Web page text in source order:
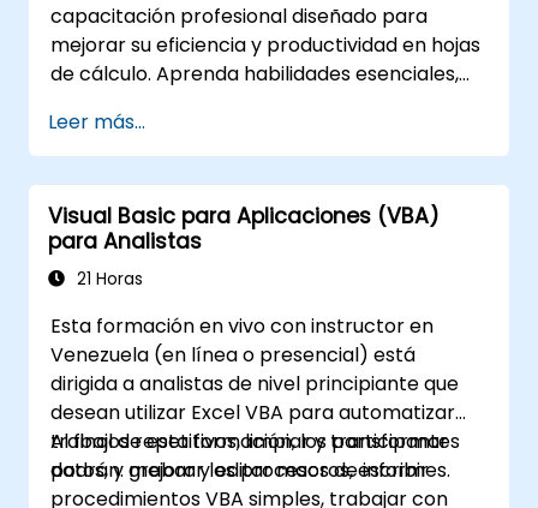
especialistas en informes y usuarios
empresariales que buscan potenciar las
capacidades de sus hojas de cálculo.
capacitación profesional diseñado para
mejorar su eficiencia y productividad en hojas
de cálculo. Aprenda habilidades esenciales,
de libros de trabajo, creación de fórmulas
complejas con funciones potentes, formato
de celdas, generación de gráficos y tablas
profesionales, manejo de Tablas Dinámicas y
listas de datos, así como manipulación de
objetos gráficos. Ideal para analistas de
datos y profesionales de oficina que busquen
avanzar su competencia en Excel desde un
nivel intermedio hasta experto. Potencie sus
capacidades de análisis de datos, optimice los
flujos de trabajo de informes y aproveche
todo el potencial de Microsoft Excel para
Leer más...
Visual Basic para Aplicaciones (VBA)
para Analistas
21 Horas
Esta formación en vivo con instructor en
Venezuela (en línea o presencial) está
dirigida a analistas de nivel principiante que
desean utilizar Excel VBA para automatizar
trabajos repetitivos, limpiar y transformar
datos, y mejorar los procesos de informes.
Al final de esta formación, los participantes
podrán: grabar y editar macros, escribir
procedimientos VBA simples, trabajar con